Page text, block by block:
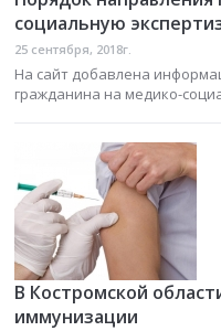
социальную
25 сентября, 2018г.
На сайт добавлена
гражданина на медико-
В Костромской
иммунизации